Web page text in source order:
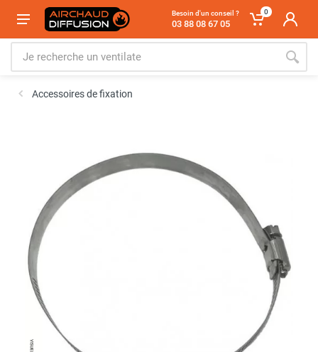
Besoin d'un conseil ?
03 88 08 67 05
0
Accessoires de fixation